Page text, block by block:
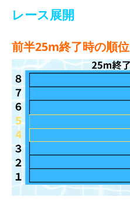
レース展開
前半25m終了時の順位